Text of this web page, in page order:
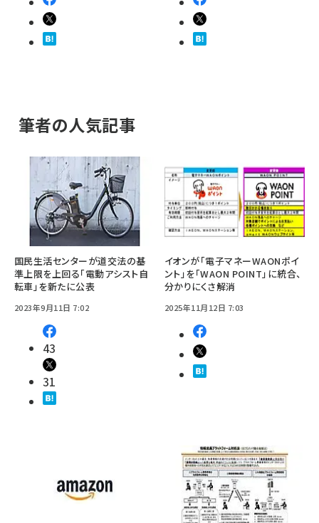
筆者の人気記事
国民生活センターが道交法の基
準上限を上回る「電動アシスト自
転車」を新たに公表
2023年9月11日 7:02
43
31
イオンが「電子マネーWAONポイ
ント」を「WAON POINT」に統合、
分かりにくさ解消
2025年11月12日 7:03